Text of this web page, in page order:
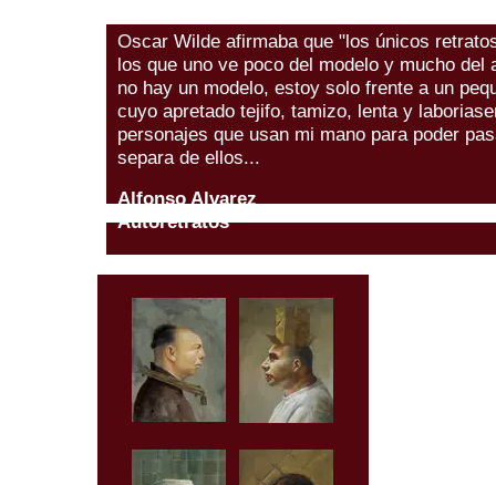
Oscar Wilde afirmaba que "los únicos
los que uno ve poco del modelo y mucho
no hay un modelo, estoy solo frente a un
cuyo apretado tejifo, tamizo, lenta y
personajes que usan mi mano para poder
separa de ellos...
Alfonso Alvarez
Autoretratos